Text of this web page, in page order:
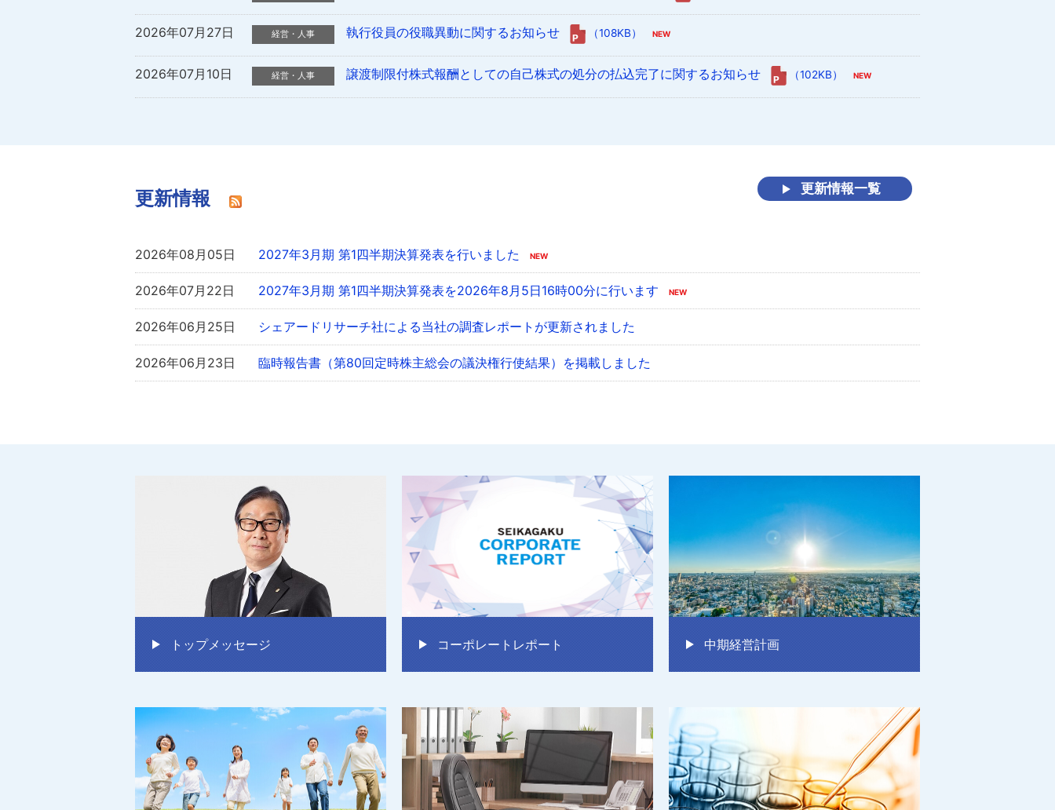
2026年07月27日 執行役員の役職異動に関するお知らせ （108KB）
2026年07月10日 譲渡制限付株式報酬としての自己株式の処分の払込完了に関するお知らせ （102KB）
更新情報
2026年08月05日 2027年3月期 第1四半期決算発表を行いました
2026年07月22日 2027年3月期 第1四半期決算発表を2026年8月5日16時00分に行います
2026年06月25日 シェアードリサーチ社による当社の調査レポートが更新されました
2026年06月23日 臨時報告書（第80回定時株主総会の議決権行使結果）を掲載しました
更新情報一覧
トップメッセージ コーポレートレポート 中期経営計画